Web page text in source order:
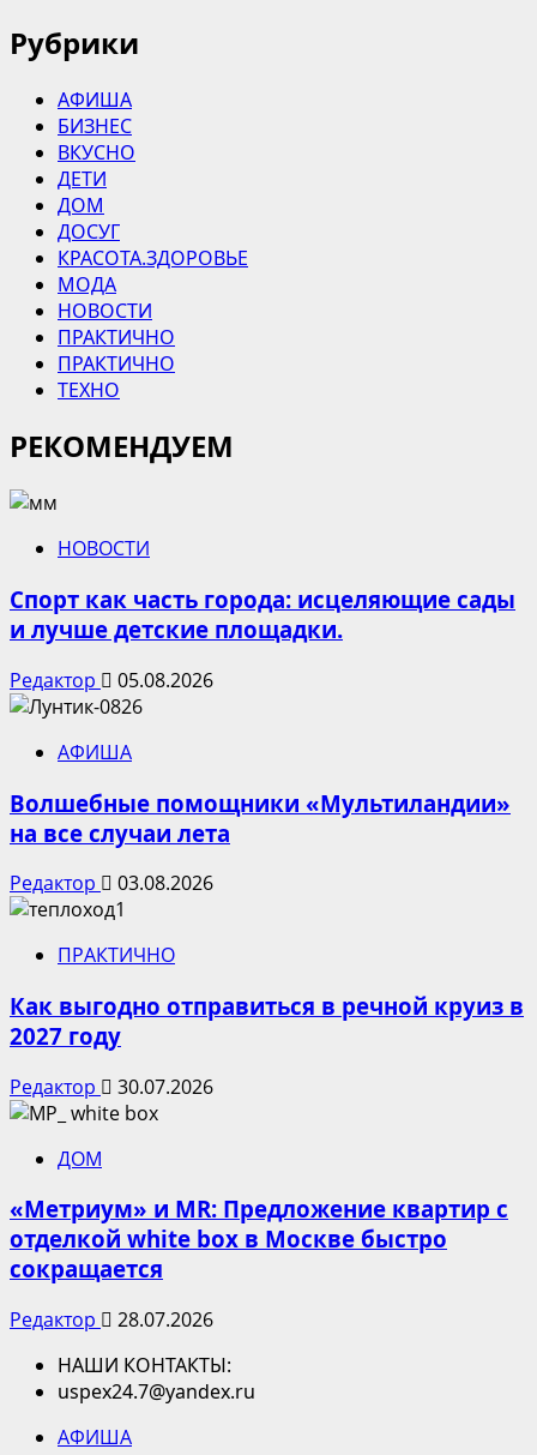
Рубрики
АФИША
БИЗНЕС
ВКУСНО
ДЕТИ
ДОМ
ДОСУГ
КРАСОТА.ЗДОРОВЬЕ
МОДА
НОВОСТИ
ПРАКТИЧНО
ПРАКТИЧНО
ТЕХНО
РЕКОМЕНДУЕМ
НОВОСТИ
Спорт как часть города: исцеляющие сады
и лучше детские площадки.
Редактор 05.08.2026
АФИША
Волшебные помощники «Мультиландии»
на все случаи лета
Редактор 03.08.2026
ПРАКТИЧНО
Как выгодно отправиться в речной круиз в
2027 году
Редактор 30.07.2026
ДОМ
«Метриум» и MR: Предложение квартир с
отделкой white box в Москве быстро
сокращается
Редактор
28.07.2026
НАШИ КОНТАКТЫ:
uspex24.7@yandex.ru
АФИША